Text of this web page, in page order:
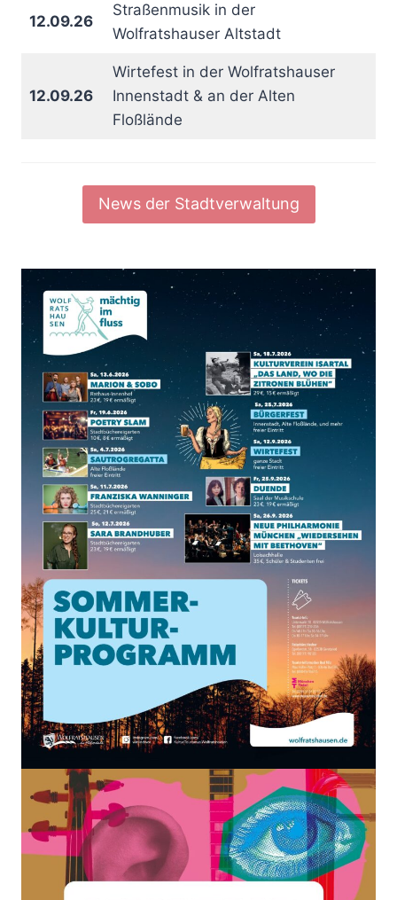
12.09.26
Straßenmusik in der
Wolfratshauser Altstadt
12.09.26
Wirtefest in der Wolfratshauser
Innenstadt & an der Alten
Floßlände
News der Stadtverwaltung